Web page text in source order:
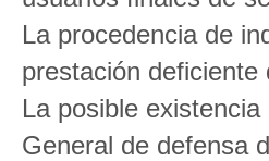
La procedencia de
prestación
La posible
General de defensa